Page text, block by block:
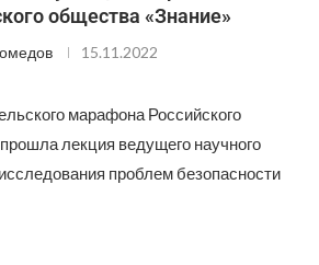
общества «Знание»
15.11.2022
марафона Российского
лекция ведущего научного
проблем безопасности